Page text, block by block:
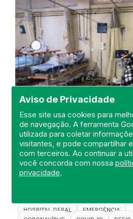
Aviso de Privacidade
Esse site usa cookies para
de navegação. A ferramenta
utilizada para coletar
visitantes, e pode compartilhar
com terceiros. Ao continuar a
você concorda com nossa
privacidade.
Visita de Fiscalização no
Municipal Albert
DEFIS
16 de April de 2021
HOSPITAL GERAL
EMERGÊNCIA